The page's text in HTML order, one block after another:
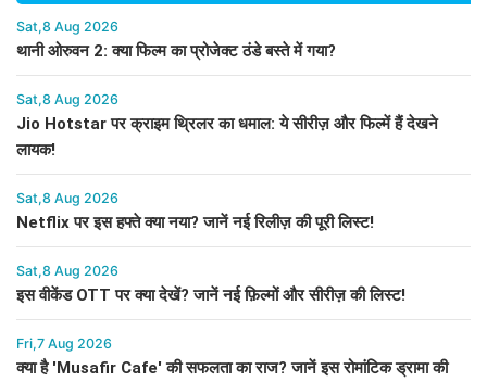
Sat,8 Aug 2026
थानी ओरुवन 2: क्या फिल्म का प्रोजेक्ट ठंडे बस्ते में गया?
Sat,8 Aug 2026
Jio Hotstar पर क्राइम थ्रिलर का धमाल: ये सीरीज़ और फिल्में हैं देखने
लायक!
Sat,8 Aug 2026
Netflix पर इस हफ्ते क्या नया? जानें नई रिलीज़ की पूरी लिस्ट!
Sat,8 Aug 2026
इस वीकेंड OTT पर क्या देखें? जानें नई फ़िल्मों और सीरीज़ की लिस्ट!
Fri,7 Aug 2026
क्या है 'Musafir Cafe' की सफलता का राज? जानें इस रोमांटिक ड्रामा की